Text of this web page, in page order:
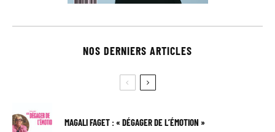
NOS DERNIERS ARTICLES
MAGALI FAGET : « DÉGAGER DE L’ÉMOTION »